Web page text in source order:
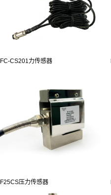
FC-CS201力传感器
F25CS压力传感器